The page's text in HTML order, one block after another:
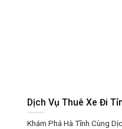
Dịch Vụ Thuê Xe Đi
Khám Phá Hà Tĩnh Cùng